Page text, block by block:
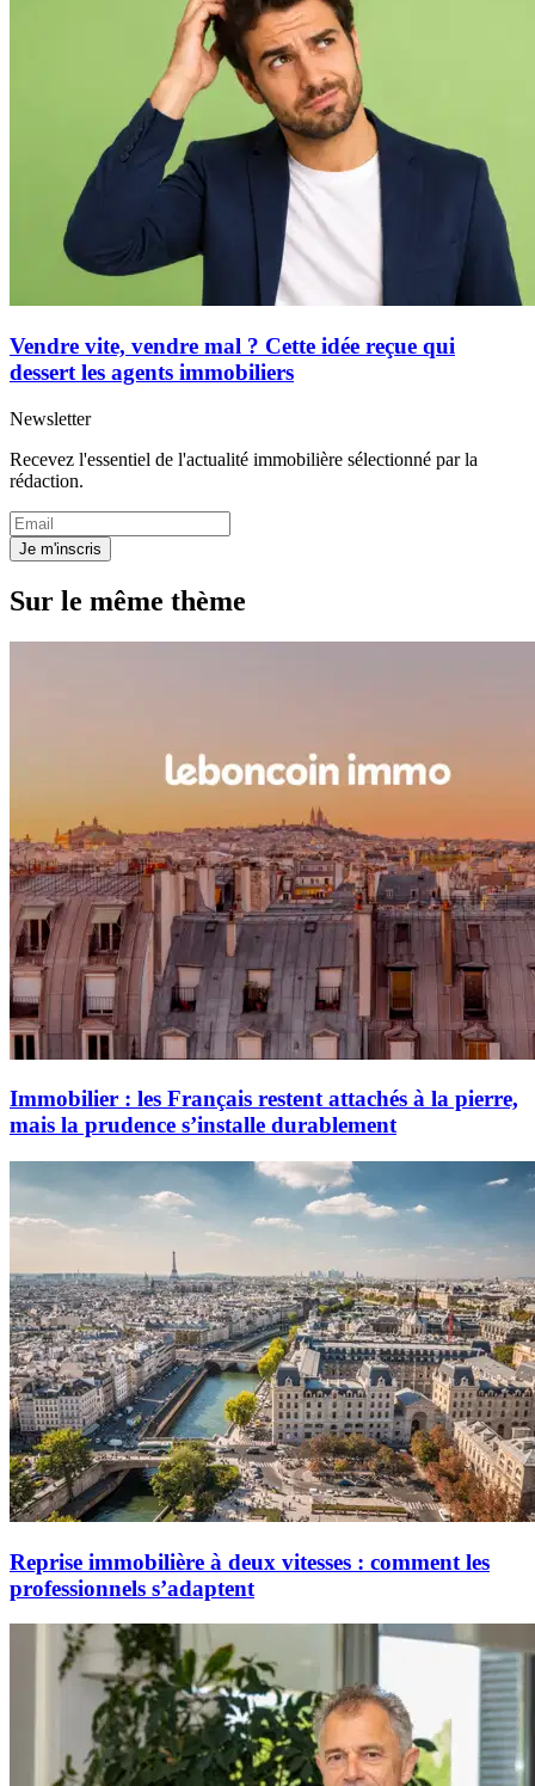
Vendre vite, vendre mal ? Cette idée reçue qui
dessert les agents immobiliers
Newsletter
Recevez l'essentiel de l'actualité immobilière sélectionné par la
rédaction.
Je m'inscris
Sur le même thème
Immobilier : les Français restent attachés à la pierre,
mais la prudence s’installe durablement
Reprise immobilière à deux vitesses : comment les
professionnels s’adaptent